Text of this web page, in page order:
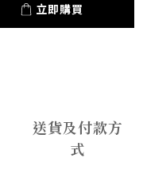
立即購買
送貨及付款方
式